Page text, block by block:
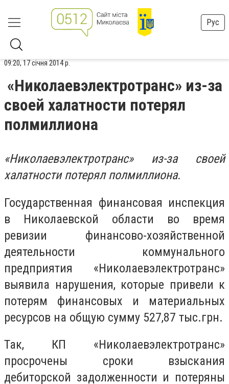
Рус
09:20, 17 січня 2014 р.
«Николаевэлектротранс» из-за
своей халатности потерял
полмиллиона
«Николаевэлектротранс» из-за своей
халатности потерял полмиллиона.
Государственная финансовая инспекция
в Николаевской области во время
ревизии финансово-хозяйственной
деятельности коммунального
предприятия «Николаевэлектротранс»
выявила нарушения, которые привели к
потерям финансовых и материальных
ресурсов на общую сумму 527,87 тыс.грн.
Так, КП «Николаевэлектротранс»
просрочены сроки взыскания
дебиторской задолженности и потеряны